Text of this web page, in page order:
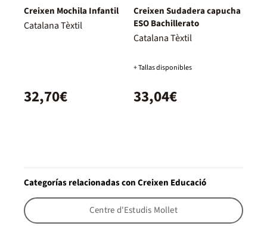
Creixen Mochila Infantil
Catalana Tèxtil
32,70€
Creixen Sudadera capucha
ESO Bachillerato
Catalana Tèxtil
+ Tallas disponibles
33,04€
Categorías relacionadas con Creixen Educació
Centre d'Estudis Mollet